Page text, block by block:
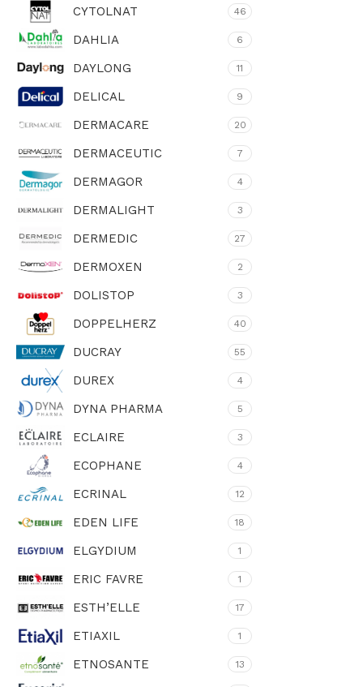
CYTOLNAT 46
DAHLIA 6
DAYLONG 11
DELICAL 9
DERMACARE 20
DERMACEUTIC 7
DERMAGOR 4
DERMALIGHT 3
DERMEDIC 27
DERMOXEN 2
DOLISTOP 3
DOPPELHERZ 40
DUCRAY 55
DUREX 4
DYNA PHARMA 5
ECLAIRE 3
ECOPHANE 4
ECRINAL 12
EDEN LIFE 18
ELGYDIUM 1
ERIC FAVRE 1
ESTH’ELLE 17
ETIAXIL 1
ETNOSANTE 13